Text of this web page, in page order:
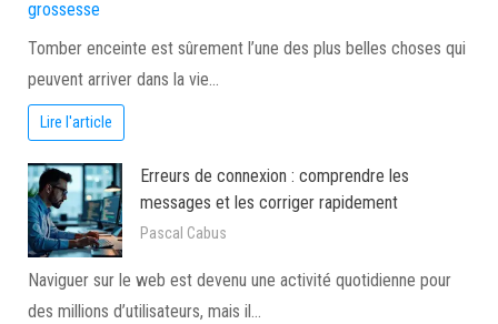
Tomber enceinte est sûrement l’une des plus belles choses qui
peuvent arriver dans la vie…
Lire l'article
Erreurs de connexion : comprendre les
messages et les corriger rapidement
Pascal Cabus
Naviguer sur le web est devenu une activité quotidienne pour
des millions d’utilisateurs, mais il…